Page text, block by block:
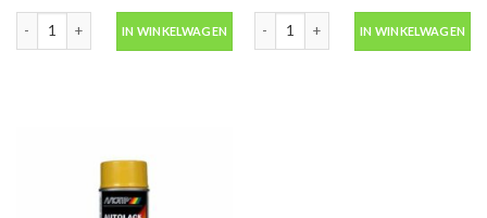
Motip Kompakt 41194 rood autolak in spuitbus 400ml aantal
IN WINKELWAGEN
Motip Kompakt 41196 rood autolak
IN WINKELWAGEN